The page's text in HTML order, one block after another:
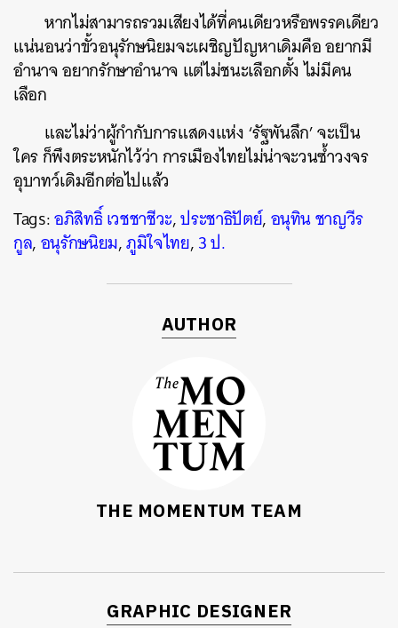
หากไม่สามารถรวมเสียงได้ที่คนเดียวหรือพรรคเดียว
แน่นอนว่าขั้วอนุรักษนิยมจะเผชิญปัญหาเดิมคือ อยากมี
อำนาจ อยากรักษาอำนาจ แต่ไม่ชนะเลือกตั้ง ไม่มีคน
เลือก
และไม่ว่าผู้กำกับการแสดงแห่ง ‘รัฐพันลึก’ จะเป็น
ใคร ก็พึงตระหนักไว้ว่า การเมืองไทยไม่น่าจะวนซ้ำวงจร
อุบาทว์เดิมอีกต่อไปแล้ว
Tags:อภิสิทธิ์ เวชชาชีวะ,ประชาธิปัตย์,อนุทิน ชาญวีร
กูล,อนุรักษนิยม,ภูมิใจไทย,3 ป.
AUTHOR
THE MOMENTUM TEAM
GRAPHIC DESIGNER